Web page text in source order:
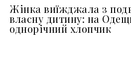
Жінка виїжджала з
власну дитину: на
однорічний хлопчик